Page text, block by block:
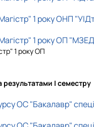
1 року ОНП
1 року ОП
1 року ОП
результатами I семестру
ОС "Бакалавр" спеці